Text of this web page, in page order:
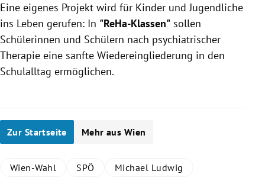
Vergabemodell bei
Eine eigenes Projekt wird für Kinder und Jugendliche
ins Leben gerufen: In "ReHa-Klassen" sollen
Schülerinnen und Schülern nach psychiatrischer
Therapie eine sanfte Wiedereingliederung in den
Schulalltag ermöglichen.
Zur Startseite Mehr aus Wien
Wien-Wahl SPÖ Michael Ludwig